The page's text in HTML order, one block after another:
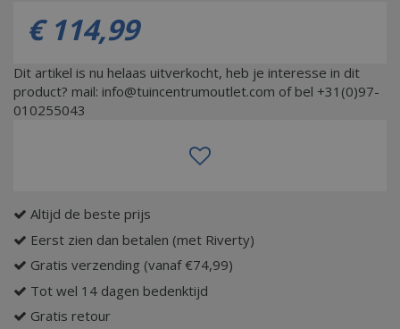
€ 114,99
Dit artikel is nu helaas uitverkocht, heb je interesse in dit
product? mail: info@tuincentrumoutlet.com of bel +31(0)97-
010255043
Altijd de beste prijs
Eerst zien dan betalen (met Riverty)
Gratis verzending (vanaf €74,99)
Tot wel 14 dagen bedenktijd
Gratis retour